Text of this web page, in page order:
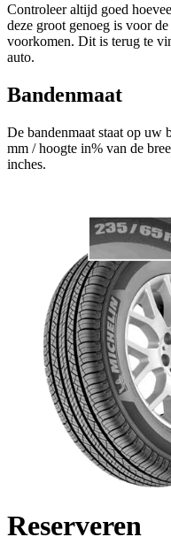
Controleer altijd goed
deze groot genoeg is voor
voorkomen. Dit is terug te
auto.
Bandenmaat
De bandenmaat staat op uw
mm / hoogte in% van de
inches.
Reserveren